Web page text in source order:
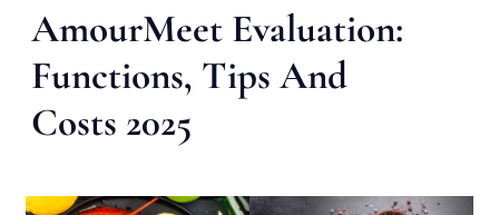
AmourMeet Evaluation:
Functions, Tips And
Costs 2025